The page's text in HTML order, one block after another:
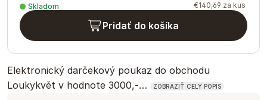
Skladom €140,69 za kus
Pridať do košíka
Elektronický darčekový poukaz do obchodu
Loukykvět v hodnote 3000,-…
ZOBRAZIŤ CELÝ POPIS